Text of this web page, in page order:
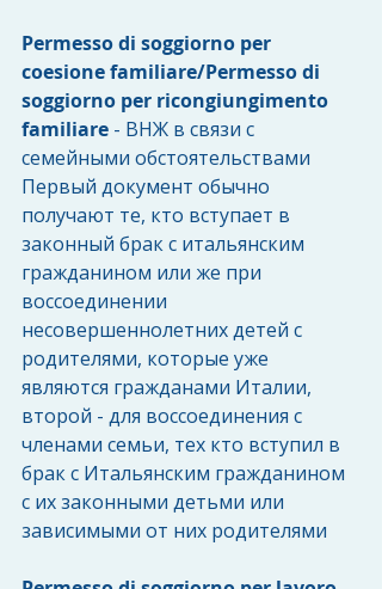
Permesso di soggiorno per
coesione familiare/Permesso di
soggiorno per ricongiungimento
familiare - ВНЖ в связи с
семейными обстоятельствами
Первый документ обычно
получают те, кто вступает в
законный брак с итальянским
гражданином или же при
воссоединении
несовершеннолетних детей с
родителями, которые уже
являются гражданами Италии,
второй - для воссоединения с
членами семьи, тех кто вступил в
брак с Итальянским гражданином
с их законными детьми или
зависимыми от них родителями